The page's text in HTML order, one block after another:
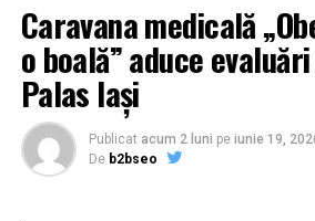
Caravana medicală
o boală” aduce
Palas Iași
Publicat acum 2 luni pe iunie 19,
De b2bseo